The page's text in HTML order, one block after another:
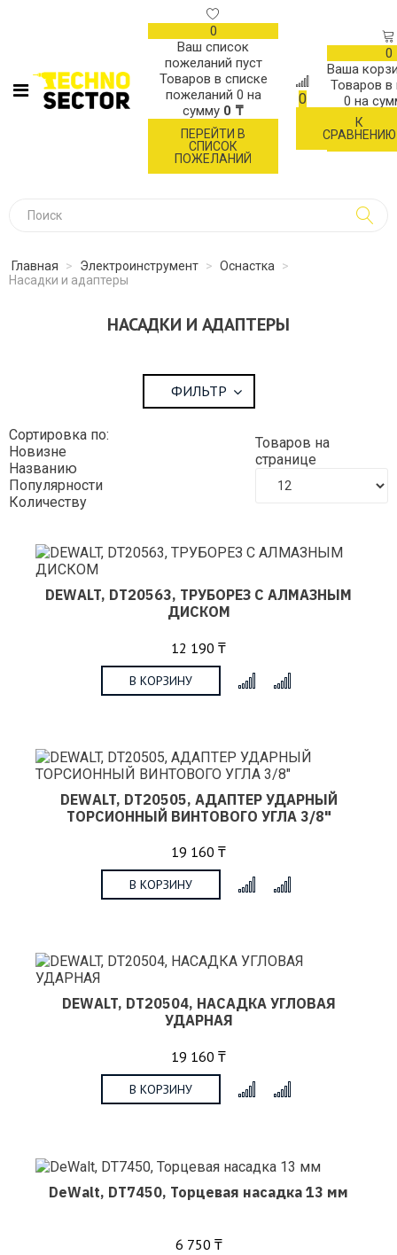
0
Ваш список
пожеланий пуст
Товаров в списке
пожеланий 0 на
сумму 0 ₸
ПЕРЕЙТИ В
СПИСОК
ПОЖЕЛАНИЙ
0
К
СРАВНЕНИЮ
0
Ваша
Товаров в
0 на
Главная > Электроинструмент > Оснастка
>
Насадки и адаптеры
НАСАДКИ И АДАПТЕРЫ
ФИЛЬТР
Сортировка по:
Новизне
Названию
Популярности
Количеству
Товаров на
странице
DEWALT, DT20563, ТРУБОРЕЗ С АЛМАЗНЫМ
ДИСКОМ
12 190 ₸
В КОРЗИНУ
DEWALT, DT20505, АДАПТЕР УДАРНЫЙ
ТОРСИОННЫЙ ВИНТОВОГО УГЛА 3/8"
19 160 ₸
В КОРЗИНУ
DEWALT, DT20504, НАСАДКА УГЛОВАЯ
УДАРНАЯ
19 160 ₸
В КОРЗИНУ
DeWalt, DT7450, Торцевая насадка 13 мм
6 750 ₸